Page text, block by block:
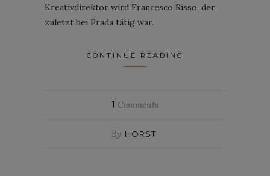
Kreativdirektor wird Francesco Risso, der
zuletzt bei Prada tätig war.
CONTINUE READING
1 Comments
By HORST